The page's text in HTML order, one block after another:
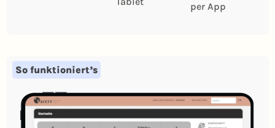
per App
So funktioniert’s